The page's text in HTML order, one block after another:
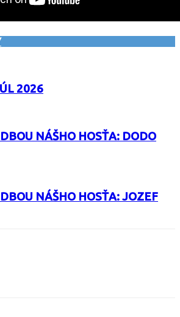
2026
NÁŠHO HOSŤA: DODO
NÁŠHO HOSŤA: JOZEF